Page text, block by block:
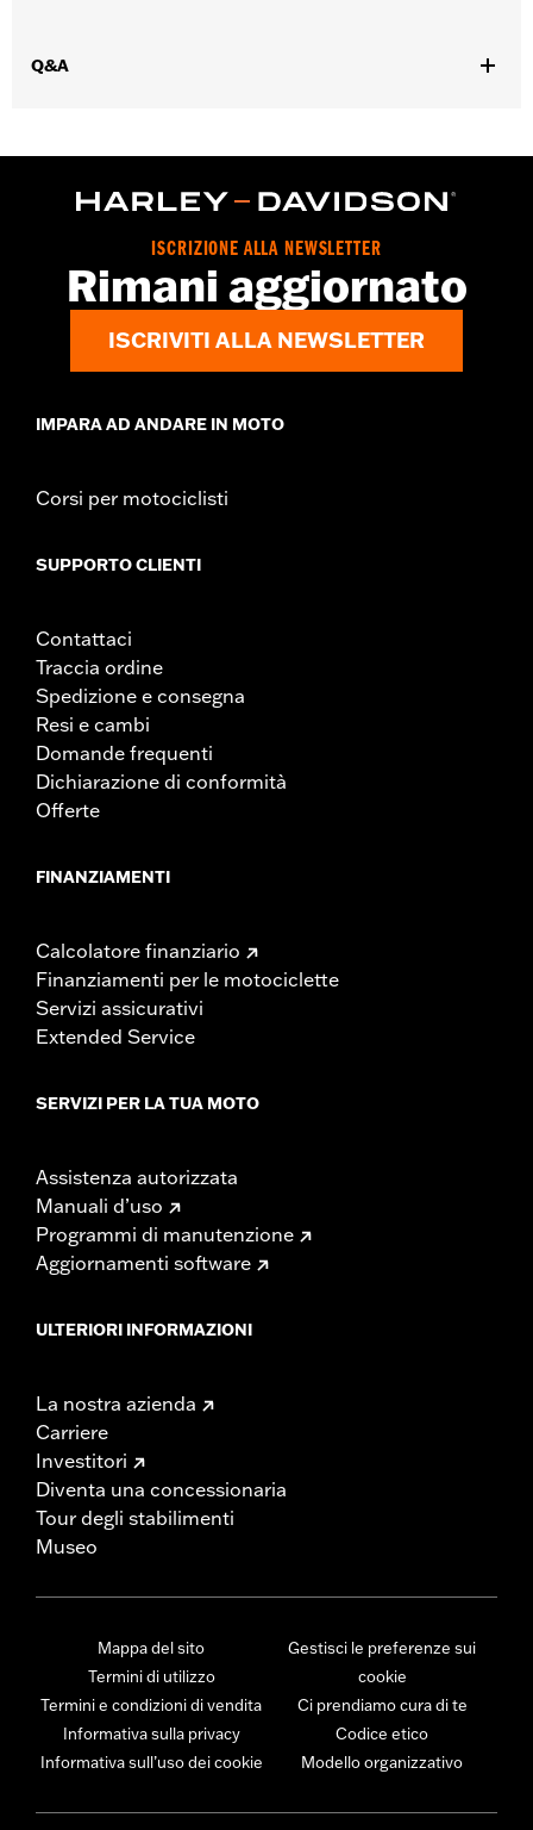
www.h-d.com/warranty
Q&A
ISCRIZIONE ALLA NEWSLETTER
Rimani aggiornato
ISCRIVITI ALLA NEWSLETTER
IMPARA AD ANDARE IN MOTO
Corsi per motociclisti
SUPPORTO CLIENTI
Contattaci
Traccia ordine
Spedizione e consegna
Resi e cambi
Domande frequenti
Dichiarazione di conformità
Offerte
FINANZIAMENTI
Calcolatore finanziario
Finanziamenti per le motociclette
Servizi assicurativi
Extended Service
SERVIZI PER LA TUA MOTO
Assistenza autorizzata
Manuali d’uso
Programmi di manutenzione
Aggiornamenti software
ULTERIORI INFORMAZIONI
La nostra azienda
Carriere
Investitori
Diventa una concessionaria
Tour degli stabilimenti
Museo
Mappa del sito
Termini di utilizzo
Termini e condizioni di vendita
Informativa sulla privacy
Informativa sull’uso dei cookie
Gestisci le preferenze sui
cookie
Ci prendiamo cura di te
Codice etico
Modello organizzativo